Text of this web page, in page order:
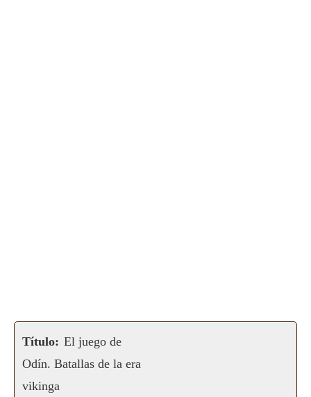
Título: El juego de
Odín. Batallas de la era
vikinga